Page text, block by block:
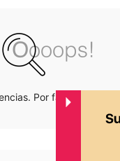
Por favor inténtalo